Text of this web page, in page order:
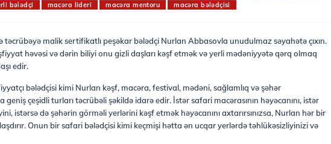
bələdçi
macəra lideri macəra mentoru macəra bələdçisi
malik sertifikatlı peşəkar bələdçi Nurlan Abbasovla unudulmaz səyahətə çıxın.
həvəsi və dərin biliyi onu gizli daşları kəşf etmək və yerli mədəniyyətə qərq olmaq
edir.
bələdçisi kimi Nurlan kəşf, macəra, festival, mədəni, sağlamlıq və şəhər
çeşidli turları təcrübəli şəkildə idarə edir. İstər safari macərasının həyəcanını, istər
istərsə də şəhərin görməli yerlərini kəşf etmək həyəcanını axtarırsınızsa, Nurlan hər bir
Onun bir safari bələdçisi kimi keçmişi hətta ən ucqar yerlərdə təhlükəsizliyinizi və